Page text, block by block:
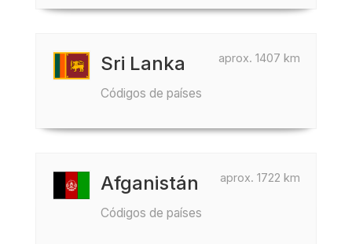
aprox. 1407 km
Sri Lanka
Códigos de países
aprox. 1722 km
Afganistán
Códigos de países